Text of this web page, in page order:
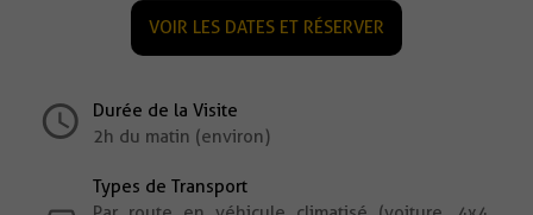
VOIR LES DATES ET RÉSERVER
Durée de la Visite
2h du matin (environ)
Types de Transport